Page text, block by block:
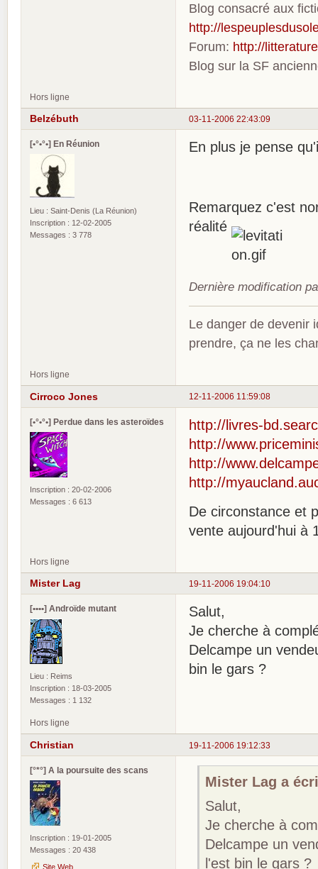
Blog consacré aux
http://
Forum: http://
Blog sur la SF
Hors ligne
03-11-2006 22:43:09
Belzébuth
[•°•°•] En Réunion
Lieu : Saint-Denis (La Réunion)
Inscription : 12-02-2005
Messages : 3 778
En plus je pense
Remarquez c'est
réalité
Dernière modification
Le danger de devenir
prendre, ça ne les
Hors ligne
12-11-2006 11:59:08
Cirroco Jones
[•°•°•] Perdue dans les asteroïdes
Inscription : 20-02-2006
Messages : 6 613
http://livres-
http://
http://
http://
De circonstance et
vente aujourd'hui à
Hors ligne
19-11-2006 19:04:10
Mister Lag
[••••] Androïde mutant
Lieu : Reims
Inscription : 18-03-2005
Messages : 1 132
Salut,
Je cherche à
Delcampe un
bin le gars ?
Hors ligne
19-11-2006 19:12:33
Christian
[°*°] A la poursuite des scans
Inscription : 19-01-2005
Messages : 20 438
Site Web
Mister Lag a
Salut,
Je cherche à
Delcampe un
l'est bin le gars ?